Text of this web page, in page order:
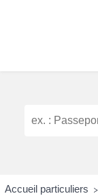
Accueil particuliers >